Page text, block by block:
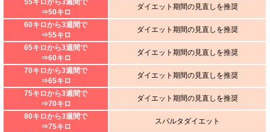
55キロから3週間で
⇒50キロ
ダイエット期間の見直しを推奨
60キロから3週間で
⇒55キロ
ダイエット期間の見直しを推奨
65キロから3週間で
⇒60キロ
ダイエット期間の見直しを推奨
70キロから3週間で
⇒65キロ
ダイエット期間の見直しを推奨
75キロから3週間で
⇒70キロ
ダイエット期間の見直しを推奨
80キロから3週間で
⇒75キロ
スパルタダイエット